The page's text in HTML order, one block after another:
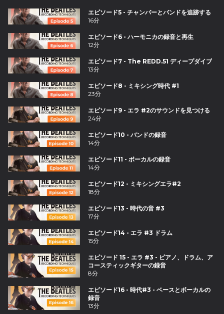
エピソード5 - チャンバーとバンドを追跡する
16分
エピソード6 - ハーモニカの録音と再生
12分
エピソード7 - The REDD.51 ディープダイブ
13分
エピソード8 - ミキシング時代 #1
23分
エピソード9 - エラ #2のサウンドを見つける
24分
エピソード10 - バンドの録音
14分
エピソード11 - ボーカルの録音
14分
エピソード12 - ミキシングエラ#2
18分
エピソード13 - 時代の音 #3
17分
エピソード14 - エラ #3 ドラム
15分
エピソード 15 - エラ #3 - ピアノ、ドラム、ア
コースティックギターの録音
8分
エピソード16 - 時代#3 - ベースとボーカルの
録音
13分